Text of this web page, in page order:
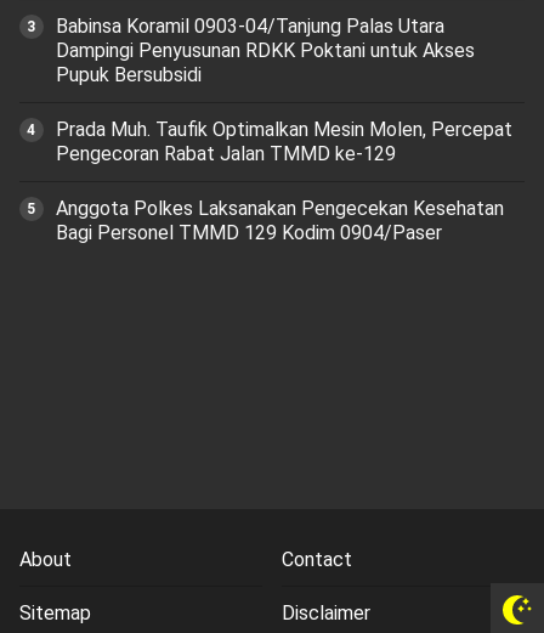
‎Babinsa Koramil 0903-04/Tanjung Palas Utara
Dampingi Penyusunan RDKK Poktani untuk Akses
Pupuk Bersubsidi
Prada Muh. Taufik Optimalkan Mesin Molen, Percepat
Pengecoran Rabat Jalan TMMD ke-129
Anggota Polkes Laksanakan Pengecekan Kesehatan
Bagi Personel TMMD 129 Kodim 0904/Paser
About Contact
Sitemap Disclaimer